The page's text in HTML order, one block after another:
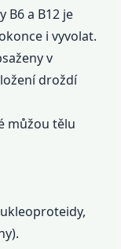
B6 a B12 je
i vyvolat.
v
droždí
můžou tělu